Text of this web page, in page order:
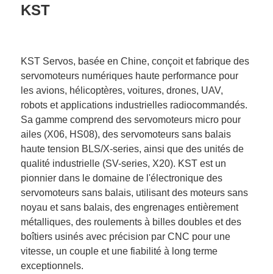
KST
KST Servos, basée en Chine, conçoit et fabrique des
servomoteurs numériques haute performance pour
les avions, hélicoptères, voitures, drones, UAV,
robots et applications industrielles radiocommandés.
Sa gamme comprend des servomoteurs micro pour
ailes (X06, HS08), des servomoteurs sans balais
haute tension BLS/X-series, ainsi que des unités de
qualité industrielle (SV-series, X20). KST est un
pionnier dans le domaine de l'électronique des
servomoteurs sans balais, utilisant des moteurs sans
noyau et sans balais, des engrenages entièrement
métalliques, des roulements à billes doubles et des
boîtiers usinés avec précision par CNC pour une
vitesse, un couple et une fiabilité à long terme
exceptionnels.